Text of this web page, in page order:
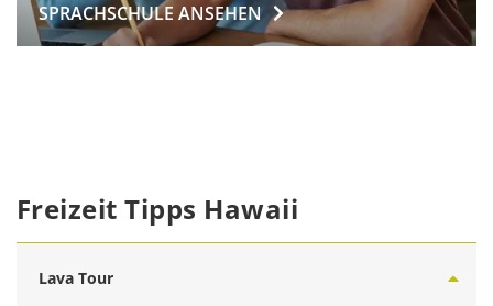
SPRACHSCHULEANSEHEN
Freizeit Tipps Hawaii
Lava Tour